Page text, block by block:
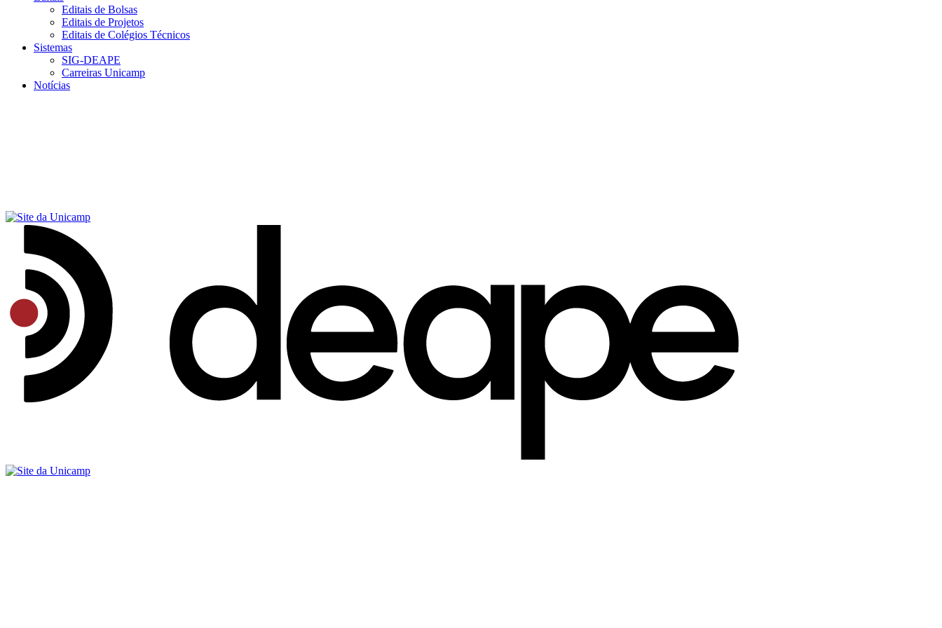
Editais de Bolsas
Editais de Projetos
Editais de Colégios Técnicos
Sistemas
SIG-DEAPE
Carreiras Unicamp
Notícias